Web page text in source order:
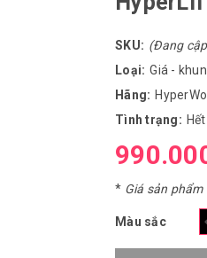
SKU: (Đang
Loại: Giá -
Hãng:
Tình trạng:
* Giá sản phẩm
Màu sắc